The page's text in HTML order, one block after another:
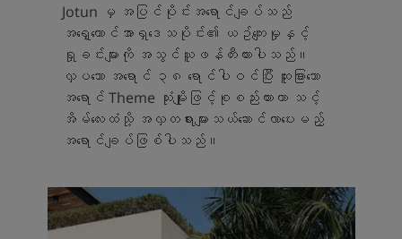
Jotun မှ အပြင်ပိုင်းအရောင်ချပ်သည်
အရှေ့တောင်အာရှဒေသပိုင်း၏ ယဥ်ကျေးမှုနှင့်
ရှုခင်းများကို အသွင်ယူဖန်တီးထားပါသည်။
လှပသော အရောင် ၃၈ ရောင်ပါဝင်ပြီး ထူးခြားသော
အရောင် Theme သုံးမျိုးဖြင့်စုစည်းထားကာ သင့်
အိမ်လေးထံသို့ အလှတရားများသယ်ဆောင်လာပေးမည့်
အရောင်ချပ်ဖြစ်ပါသည်။